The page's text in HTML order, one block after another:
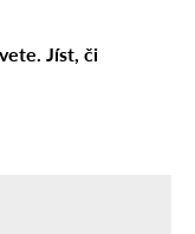
Jíst, či